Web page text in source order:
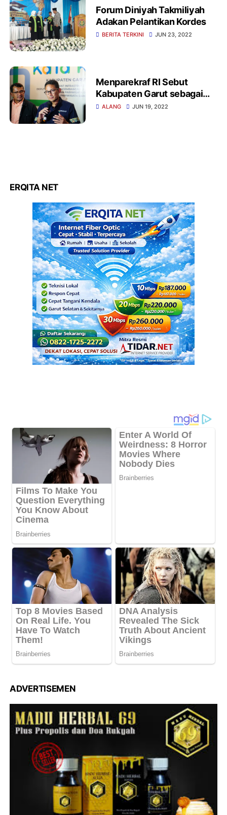
Forum Diniyah Takmiliyah
Adakan Pelantikan Kordes
BERITA TERKINI JUN 23, 2022
Menparekraf RI Sebut
Kabupaten Garut sebagai
Kabupaten Pariwisata
ALANG JUN 19, 2022
ERQITA NET
ADVERTISEMEN